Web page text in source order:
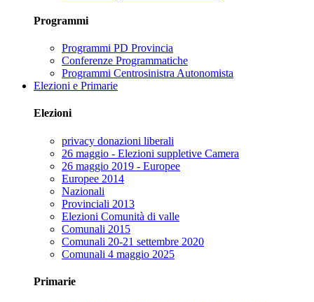
Programmi
Programmi PD Provincia
Conferenze Programmatiche
Programmi Centrosinistra Autonomista
Elezioni e Primarie
Elezioni
privacy donazioni liberali
26 maggio - Elezioni suppletive Camera
26 maggio 2019 - Europee
Europee 2014
Nazionali
Provinciali 2013
Elezioni Comunità di valle
Comunali 2015
Comunali 20-21 settembre 2020
Comunali 4 maggio 2025
Primarie